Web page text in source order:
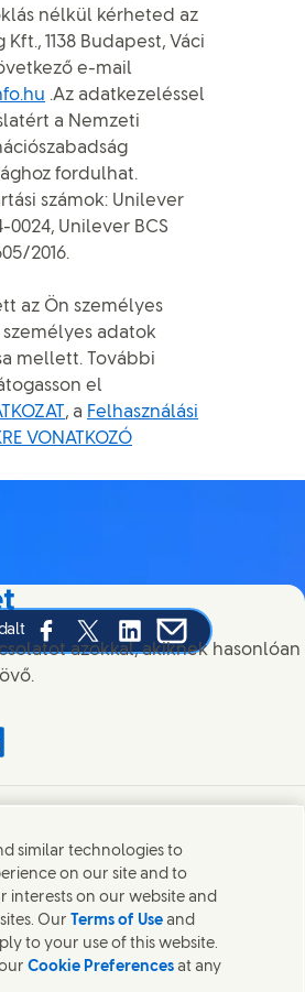
nélkül kérheted az
1138 Budapest, Váci
e-mail
.Az adatkezeléssel
a Nemzeti
fordulhat.
számok: Unilever
0024, Unilever BCS
2016.
az Ön személyes
adatok
mellett. További
el
, a Felhasználási
VONATKOZÓ
Share this page on Facebook
Share this page on X
Share this page on
Share this page
azokkal, akiknek hasonlóan
X
us on Instagram
with us on LinkedIn
Unileverrel és a szakértői
meg az Unilever
világban.
similar technologies to
on our site and to
interests on our website and
Our Terms of Use and
to your use of this website.
Cookie Preferences at any